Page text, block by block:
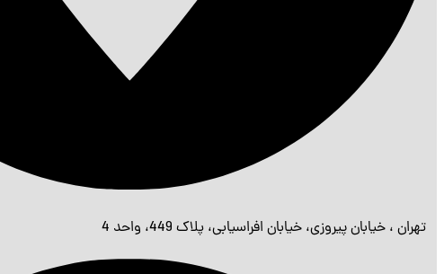
تهران ، خیابان پیروزی، خیابان افراسیابی، پلاک 449، واحد 4